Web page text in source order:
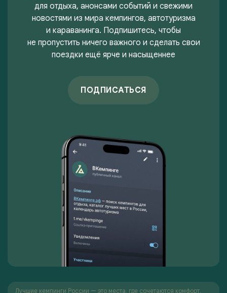
для отдыха, анонсами событий и свежими
новостями из мира кемпингов, автотуризма
и караванинга. Подпишитесь, чтобы
не пропустить ничего важного и сделать свои
поездки ещё ярче и насыщеннее
ПОДПИСАТЬСЯ
Лучшие кемпинги России — это места, где сочетаются комфорт,